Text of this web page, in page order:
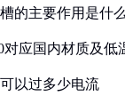
的主要作用是什么
对应国内材质及低
以过多少电流